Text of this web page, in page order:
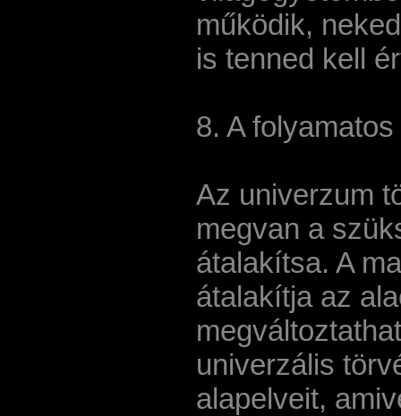
működik,
is tenned kell
8. A
Az univerzum
megvan a
átalakítsa. A
átalakítja az
univerzális
alapelveit,